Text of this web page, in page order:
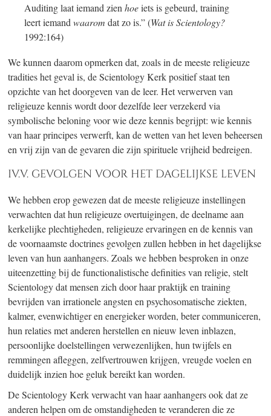
Auditing laat iemand zien hoeiets is gebeurd, training
leert iemand waarom dat zo is.” (Wat is Scientology?
1992:164)
We kunnen daarom opmerken dat, zoals in de meeste religieuze
tradities het geval is, de Scientology Kerk positief staat ten
opzichte van het doorgeven van de leer. Het verwerven van
religieuze kennis wordt door dezelfde leer verzekerd via
symbolische beloning voor wie deze kennis begrijpt: wie kennis
van haar principes verwerft, kan de wetten van het leven beheersen
en vrij zijn van de gevaren die zijn spirituele vrijheid bedreigen.
IV.V. GEVOLGEN VOOR HET DAGELIJKSE LEVEN
We hebben erop gewezen dat de meeste religieuze instellingen
verwachten dat hun religieuze overtuigingen, de deelname aan
kerkelijke plechtigheden, religieuze ervaringen en de kennis van
de voornaamste doctrines gevolgen zullen hebben in het dagelijkse
leven van hun aanhangers. Zoals we hebben besproken in onze
uiteenzetting bij de functionalistische definities van religie, stelt
Scientology dat mensen zich door haar praktijk en training
bevrijden van irrationele angsten en psychosomatische ziekten,
kalmer, evenwichtiger en energieker worden, beter communiceren,
hun relaties met anderen herstellen en nieuw leven inblazen,
persoonlijke doelstellingen verwezenlijken, hun twijfels en
remmingen afleggen, zelfvertrouwen krijgen, vreugde voelen en
duidelijk inzien hoe geluk bereikt kan worden.
De Scientology Kerk verwacht van haar aanhangers ook dat ze
anderen helpen om de omstandigheden te veranderen die ze